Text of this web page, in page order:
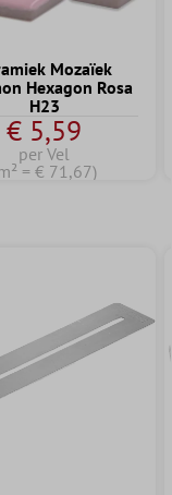
Mozaïek
Hexagon Rosa
H23
€ 5,59
per Vel
= € 71,67)